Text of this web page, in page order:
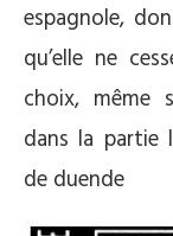
espagnole,
qu’elle ne
choix, même
dans la partie
de duende